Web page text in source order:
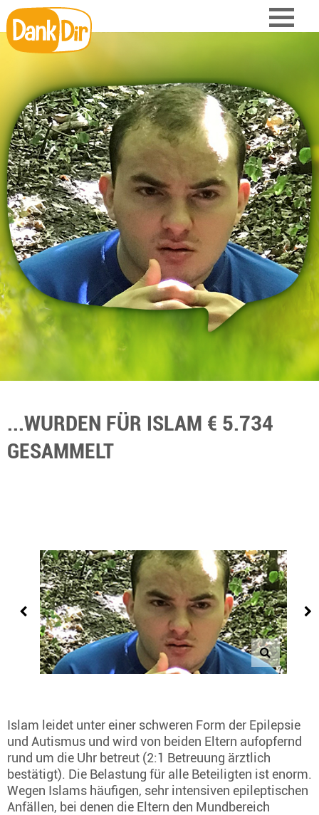
...WURDEN FÜR ISLAM € 5.734
GESAMMELT
Islam leidet unter einer schweren Form der Epilepsie
und Autismus und wird von beiden Eltern aufopfernd
rund um die Uhr betreut (2:1 Betreuung ärztlich
bestätigt). Die Belastung für alle Beteiligten ist enorm.
Wegen Islams häufigen, sehr intensiven epileptischen
Anfällen, bei denen die Eltern den Mundbereich